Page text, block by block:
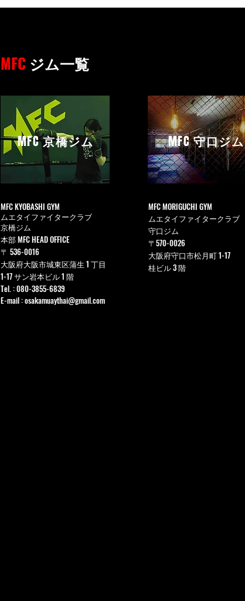
MFC ジム一覧
MFC京橋ジム
MFC KYOBASHI GYM
ムエタイファイタークラブ
京橋ジム
本部 MFC HEAD OFFICE
〒 536-0016
大阪府大阪市城東区蒲生 1 丁目
1-17 サン岩本ビル 1 階
Tel. : 080-3855-6839
E-mail :osakamuaythai@gmail.com
MFC守口ジム
MFC MORIGUCHI GYM
ムエタイファイタークラブ
守口ジム
〒570-0026
大阪府守口市松月町 1-17
桂ビル 3 階